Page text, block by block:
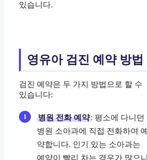
있습니다.
영유아 검진 예약 방법
검진 예약은 두 가지 방법으로 할 수
있습니다:
병원 전화 예약: 평소에 다니던
병원 소아과에 직접 전화하여 예
약합니다. 인기 있는 소아과는
예약이 빨리 차는 경우가 많으니